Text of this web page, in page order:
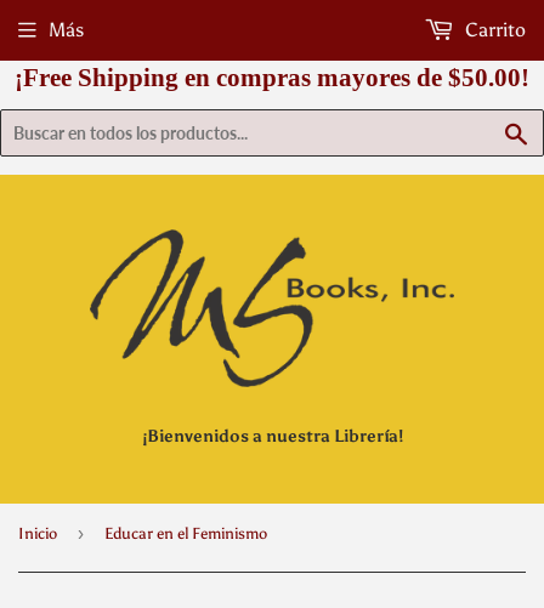
¡Free Shipping en compras mayores de $50.00!
¡Bienvenidos a nuestra Librería!
Más Carrito
Inicio › Educar en el Feminismo